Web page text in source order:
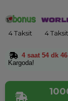
4 Taksit 4 Taksit
4 saat 54 dk
Kargoda!